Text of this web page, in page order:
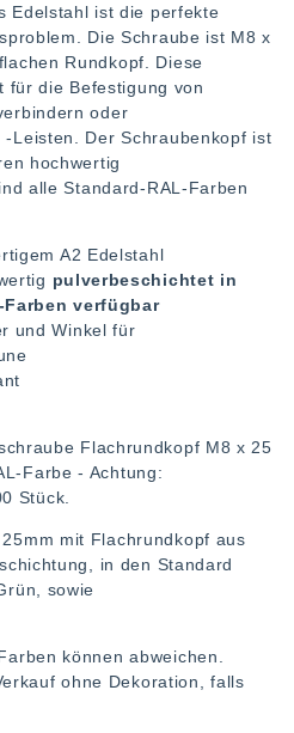
Edelstahl ist die perfekte
Die Schraube ist M8 x
Rundkopf. Diese
für die Befestigung von
oder
Leisten. Der Schraubenkopf ist
hochwertig
alle Standard-RAL-Farben
A2 Edelstahl
pulverbeschichtet in
verfügbar
und Winkel für
Flachrundkopf M8 x 25
Farbe - Achtung:
Stück.
mit Flachrundkopf aus
in den Standard
sowie
können abweichen.
ohne Dekoration, falls